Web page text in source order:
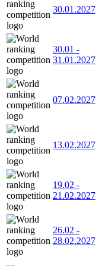
30.01.2027
30.01 -
31.01.2027
07.02.2027
13.02.2027
19.02 -
21.02.2027
26.02 -
28.02.2027